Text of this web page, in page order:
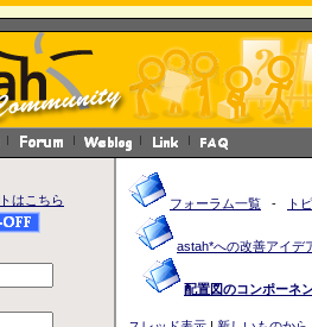
はこちら
フォーラム一覧 - ト
astah*への改善アイデ
配置図のコンポーネ